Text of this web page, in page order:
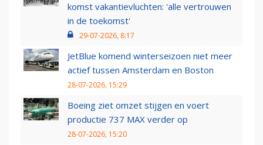
komst vakantievluchten: 'alle vertrouwen
in de toekomst'
29-07-2026, 8:17
JetBlue komend winterseizoen niet meer
actief tussen Amsterdam en Boston
28-07-2026, 15:29
Boeing ziet omzet stijgen en voert
productie 737 MAX verder op
28-07-2026, 15:20